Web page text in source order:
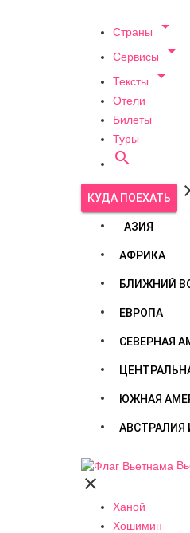
Страны 
Сервисы 
Тексты 
Отели
Билеты
Туры

КУДА ПОЕХАТЬ
АЗИЯ
АФРИКА
БЛИЖНИЙ
ЕВРОПА
СЕВЕРНАЯ
ЮЖНАЯ
АВСТРАЛИЯ

Ханой
Хошимин